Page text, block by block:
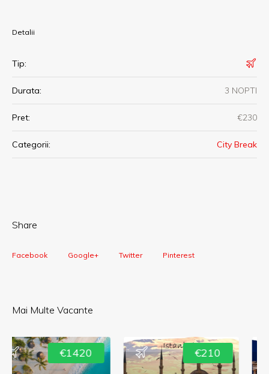
Detalii
Tip:
Durata: 3 NOPTI
Pret: €230
Categorii: City Break
Share
Facebook Google+ Twitter Pinterest
Mai Multe Vacante
€210 €180